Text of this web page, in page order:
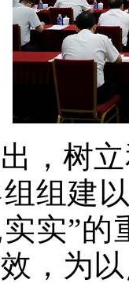
树立
组建
实”的
，为